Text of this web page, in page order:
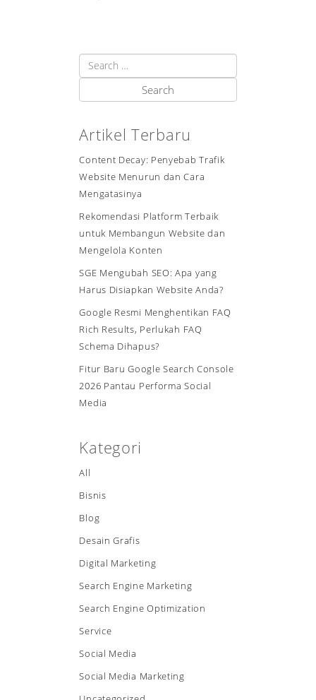
Artikel Terbaru
Content Decay: Penyebab Trafik
Website Menurun dan Cara
Mengatasinya
Rekomendasi Platform Terbaik
untuk Membangun Website dan
Mengelola Konten
SGE Mengubah SEO: Apa yang
Harus Disiapkan Website Anda?
Google Resmi Menghentikan FAQ
Rich Results, Perlukah FAQ
Schema Dihapus?
Fitur Baru Google Search Console
2026 Pantau Performa Social
Media
Kategori
All
Bisnis
Blog
Desain Grafis
Digital Marketing
Search Engine Marketing
Search Engine Optimization
Service
Social Media
Social Media Marketing